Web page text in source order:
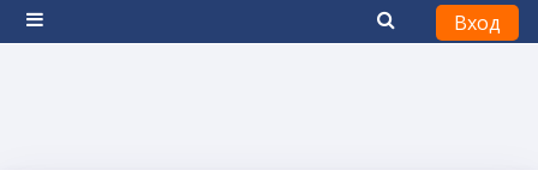
Боковая панель
Вход